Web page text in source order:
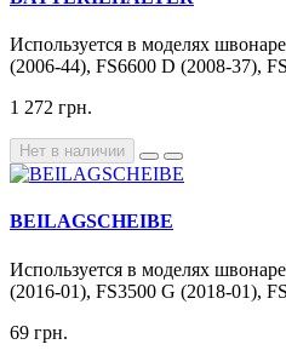
Используется в моделях
(2006-44), FS6600 D (2008-37),
1 272 грн.
Нет в наличии
BEILAGSCHEIBE
Используется в моделях
(2016-01), FS3500 G (2018-01),
69 грн.